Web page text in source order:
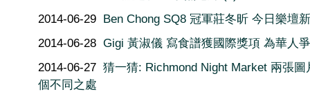
2014-06-29 Ben Chong SQ8 冠軍莊冬昕 今日樂壇
2014-06-28 Gigi 黃淑儀 寫食譜獲國際獎項 為華人
2014-06-27 猜一猜: Richmond Night Market 兩張圖
個不同之處